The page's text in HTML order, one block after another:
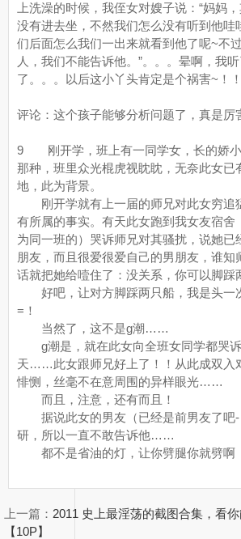
上洗澡的时候，我侄女对嫂子说：“妈妈
没有进去坐，不然我们怎么没有听到他哇
们后面怎么我们一出来就看到他了呢~不
人，我们不能告诉他。”。。。晕啊，我
了。。。以后这小丫头肯定是个祸害~！！
评论：这个孩子能够分析问题了，真是厉
9 刚开学，班上有一同学女，长的娇小
那种，班里众光棍虎视眈眈，无奈此女已
地，此为背景。
刚开学就有上一届的师兄对此女穷追
有所属的事实。有天此女跑到我女友宿舍
为同一班的）哭诉师兄对其骚扰，说她已
朋友，而且很爱很爱自己的男朋友，谁知
话就把她给噎住了：没关系，你可以脚
好吧，让对方脚踩两只船，我是头
=！
当然了，这不是g潮……
g潮是，就在此女向全班女同学都哭诉
天……此女跟师兄好上了！！从此成双入
悱恻，丝毫不在意周围的异样眼光……
而且，注意，还有而且！
据说此女的男友（已经是前男友了吧
研，所以一直不敢告诉他……
都不是省油的灯，让你劈腿你就劈
上一篇： 2011 史上最淫荡的截图合集，看
【10P】